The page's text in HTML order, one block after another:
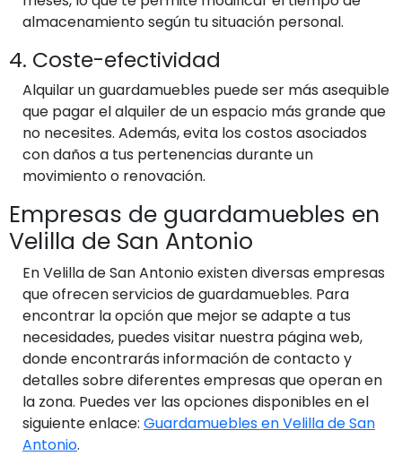
almacenamiento según tu situación personal.
4. Coste-efectividad
Alquilar un guardamuebles puede ser más asequible
que pagar el alquiler de un espacio más grande que
no necesites. Además, evita los costos asociados
con daños a tus pertenencias durante un
movimiento o renovación.
Empresas de guardamuebles en
Velilla de San Antonio
En Velilla de San Antonio existen diversas empresas
que ofrecen servicios de guardamuebles. Para
encontrar la opción que mejor se adapte a tus
necesidades, puedes visitar nuestra página web,
donde encontrarás información de contacto y
detalles sobre diferentes empresas que operan en
la zona. Puedes ver las opciones disponibles en el
siguiente enlace: Guardamuebles en Velilla de San
Antonio.